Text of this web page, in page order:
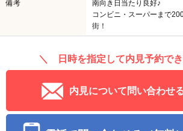
備考
南向き日当たり良好♪
コンビニ・スーパーまで
街！
＼ 日時を指定して内見予約で
内見について問い合わせ